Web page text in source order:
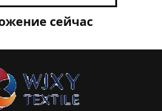
сейчас